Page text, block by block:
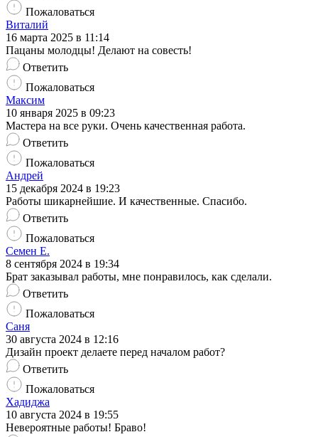
Пожаловаться
Виталий
16 марта 2025 в 11:14
Пацаны молодцы! Делают на совесть!
Ответить
Пожаловаться
Максим
10 января 2025 в 09:23
Мастера на все руки. Очень качественная работа.
Ответить
Пожаловаться
Андрей
15 декабря 2024 в 19:23
Работы шикарнейшие. И качественные. Спасибо.
Ответить
Пожаловаться
Семен Е.
8 сентября 2024 в 19:34
Брат заказывал работы, мне понравилось, как сделали.
Ответить
Пожаловаться
Саня
30 августа 2024 в 12:16
Дизайн проект делаете перед началом работ?
Ответить
Пожаловаться
Хадиджа
10 августа 2024 в 19:55
Невероятные работы! Браво!